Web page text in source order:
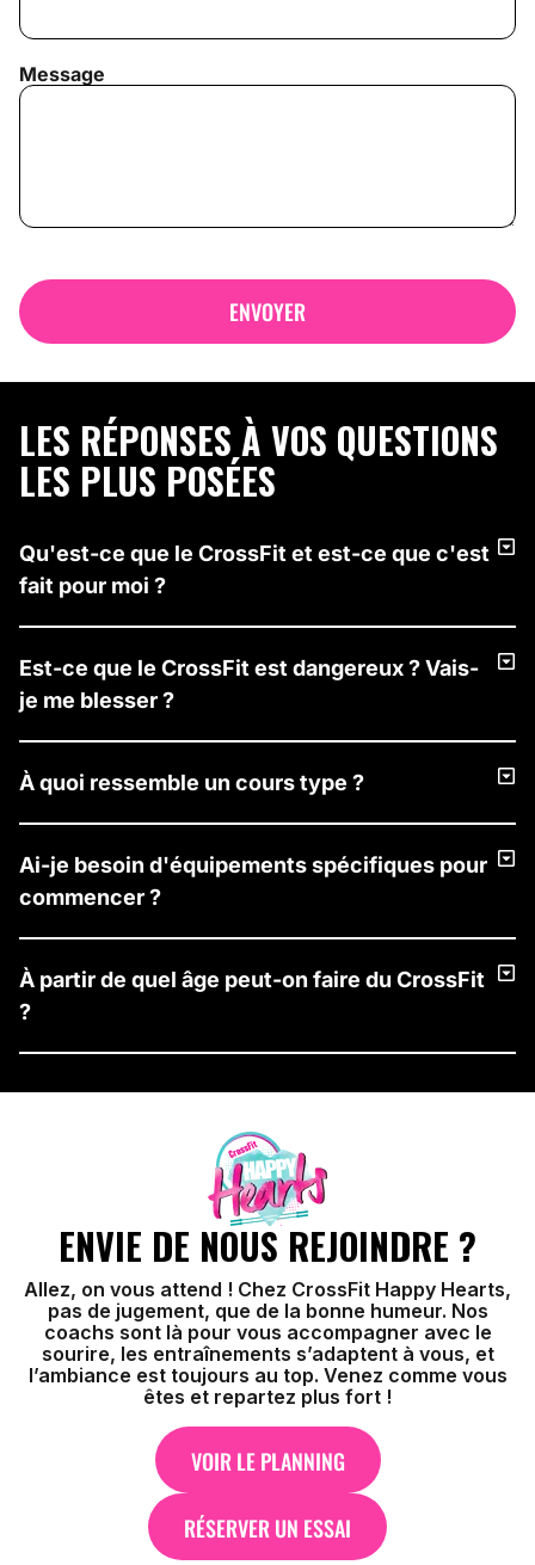
Message
LES RÉPONSES À VOS QUESTIONS
LES PLUS POSÉES
Qu'est-ce que le CrossFit et est-ce que c'est
fait pour moi ?
Est-ce que le CrossFit est dangereux ? Vais-
je me blesser ?
À quoi ressemble un cours type ?
Ai-je besoin d'équipements spécifiques pour
commencer ?
À partir de quel âge peut-on faire du CrossFit
?
ENVIE DE NOUS REJOINDRE ?
Allez, on vous attend ! Chez CrossFit Happy Hearts,
pas de jugement, que de la bonne humeur. Nos
coachs sont là pour vous accompagner avec le
sourire, les entraînements s’adaptent à vous, et
l’ambiance est toujours au top. Venez comme vous
êtes et repartez plus fort !
VOIR LE PLANNING
RÉSERVER UN ESSAI